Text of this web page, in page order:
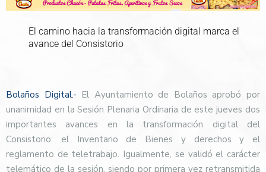
El camino hacia la transformación digital marca el
avance del Consistorio
Bolaños Digital.- El Ayuntamiento de Bolaños aprobó por
unanimidad en la Sesión Plenaria Ordinaria de este jueves dos
importantes avances en la transformación digital del
Consistorio: el Inventario de Bienes y derechos y el
reglamento de teletrabajo. Igualmente, se validó el carácter
telemático de la sesión, siendo por primera vez retransmitida